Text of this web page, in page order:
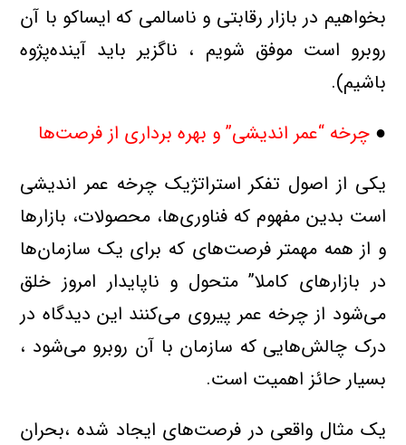
بخواهیم در بازار رقابتی و ناسالمی که ایساکو با آن
روبرو است موفق شویم ، ناگزیر باید آینده‌پژوه
باشیم).
●چرخه “عمر اندیشی” و بهره برداری از فرصت‌ها
یکی از اصول تفکر استراتژیک چرخه عمر اندیشی
است بدین مفهوم که فناوری‌ها، محصولات، بازارها
و از همه مهمتر فرصت‌های که برای یک سازمان‌ها
در بازارهای کاملا” متحول و ناپایدار امروز خلق
می‌شود از چرخه عمر پیروی می‌کنند این دیدگاه در
درک چالش‌هایی که سازمان با آن روبرو می‌شود ،
بسیار حائز اهمیت است.
یک مثال واقعی در فرصت‌های ایجاد شده ،بحران